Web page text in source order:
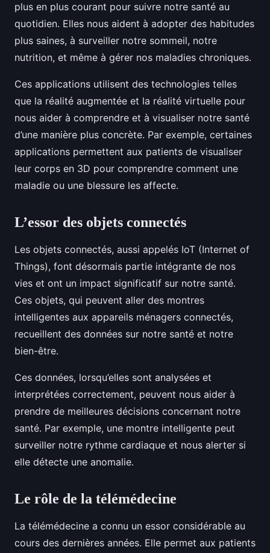
plus en plus courant pour suivre notre santé au
quotidien. Elles nous aident à adopter des habitudes
plus saines, à surveiller notre sommeil, notre
nutrition, et même à gérer nos maladies chroniques.
Ces applications utilisent des technologies telles
que la réalité augmentée et la réalité virtuelle pour
nous aider à comprendre et à visualiser notre santé
d’une manière plus concrète. Par exemple, certaines
applications permettent aux patients de visualiser
leur corps en 3D pour comprendre comment une
maladie ou une blessure les affecte.
L’essor des objets connectés
Les objets connectés, aussi appelés IoT (Internet of
Things), font désormais partie intégrante de nos
vies et ont un impact significatif sur notre santé.
Ces objets, qui peuvent aller des montres
intelligentes aux appareils ménagers connectés,
recueillent des données sur notre santé et notre
bien-être.
Ces données, lorsqu’elles sont analysées et
interprétées correctement, peuvent nous aider à
prendre de meilleures décisions concernant notre
santé. Par exemple, une montre intelligente peut
surveiller notre rythme cardiaque et nous alerter si
elle détecte une anomalie.
Le rôle de la télémédecine
La télémédecine a connu un essor considérable au
cours des dernières années. Elle permet aux patients